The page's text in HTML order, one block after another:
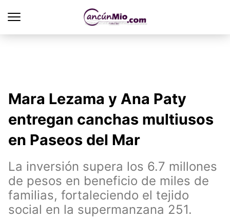
Mara Lezama y Ana Paty
entregan canchas multiusos
en Paseos del Mar
La inversión supera los 6.7 millones
de pesos en beneficio de miles de
familias, fortaleciendo el tejido
social en la supermanzana 251.